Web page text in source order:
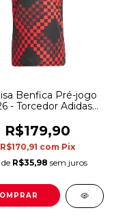
Benfica Pré-jogo
- Torcedor Adidas
em vermelho
R$179,90
R$170,91 com Pix
R$35,98 sem juros